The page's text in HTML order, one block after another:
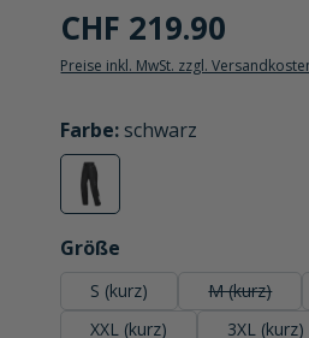
CHF 219.90
Preise inkl. MwSt. zzgl.
Farbe
auswählen
: schwarz
schwarz
(Diese Option ist zurzeit nicht
Größe
auswählen
S (kurz) M (kurz)
(Diese
XXL (kurz)
3XL (kurz)